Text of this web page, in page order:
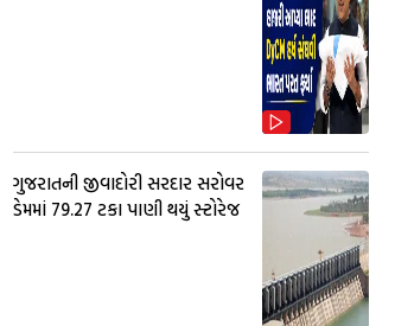
ગુજરાતની જીવાદોરી સરદાર સરોવર
ડેમમાં 79.27 ટકા પાણી થયું સ્ટોરેજ